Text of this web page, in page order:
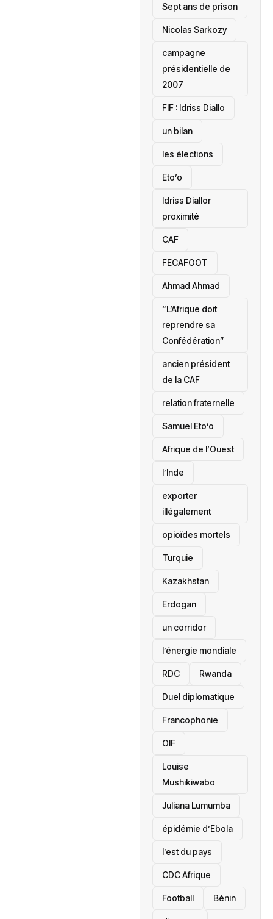
Sept ans de prison
Nicolas Sarkozy
campagne
présidentielle de
2007
‎FIF : Idriss Diallo
un bilan
les élections
Eto’o
Idriss Diallor
proximité
CAF
FECAFOOT
‎Ahmad Ahmad
“L’Afrique doit
reprendre sa
Confédération”
ancien président
de la CAF
relation fraternelle
Samuel Eto’o
Afrique de l’Ouest
l’Inde
exporter
illégalement
opioïdes mortels
‎Turquie
Kazakhstan
Erdogan
un corridor
l’énergie mondiale
RDC Rwanda
Duel diplomatique
Francophonie
OIF
Louise
Mushikiwabo
Juliana Lumumba
épidémie d’Ebola
l’est du pays
CDC Afrique
Football Bénin